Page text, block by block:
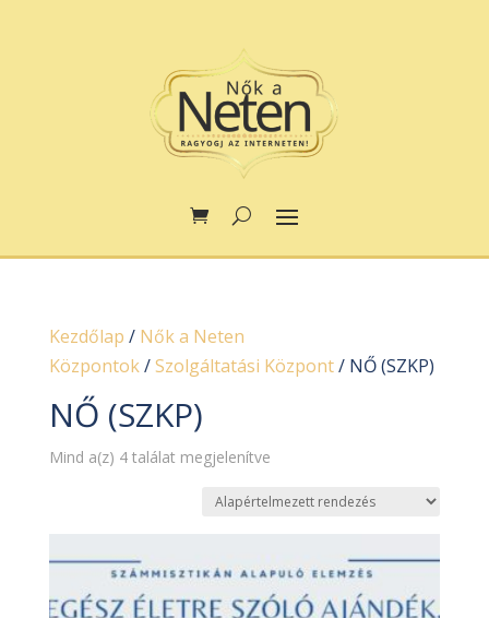
Kezdőlap / Nők a Neten
Központok/Szolgáltatási Központ/ NŐ (SZKP)
NŐ (SZKP)
Mind a(z) 4 találat megjelenítve